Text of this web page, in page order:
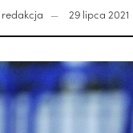
redakcja 29 lipca 2021